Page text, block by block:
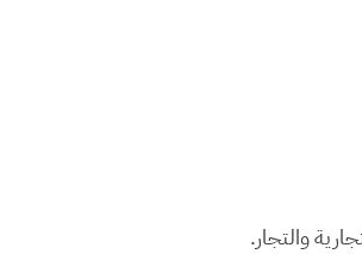
والتجار.